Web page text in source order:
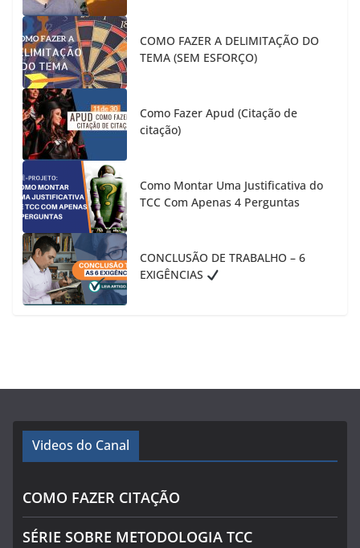
COMO FAZER A DELIMITAÇÃO DO
TEMA (SEM ESFORÇO)
Como Fazer Apud (Citação de
citação)
Como Montar Uma Justificativa do
TCC Com Apenas 4 Perguntas
CONCLUSÃO DE TRABALHO – 6
EXIGÊNCIAS
Videos do Canal
COMO FAZER CITAÇÃO
SÉRIE SOBRE METODOLOGIA TCC